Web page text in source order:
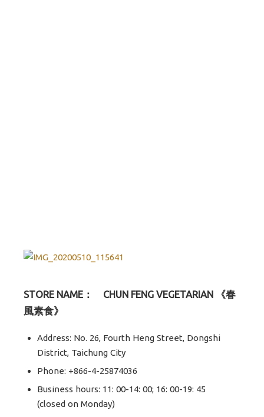
STORE NAME： CHUN FENG VEGETARIAN 《春
風素食》
Address: No. 26, Fourth Heng Street, Dongshi
District, Taichung City
Phone: +866-4-25874036
Business hours: 11: 00-14: 00; 16: 00-19: 45
(closed on Monday)